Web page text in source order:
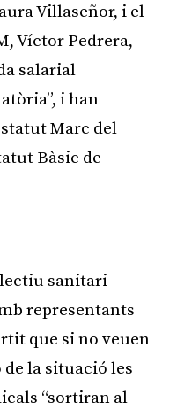
Villaseñor, i el
Víctor Pedrera,
salarial
i han
Marc del
Bàsic de
sanitari
representants
que si no veuen
de la situació les
“sortiran al